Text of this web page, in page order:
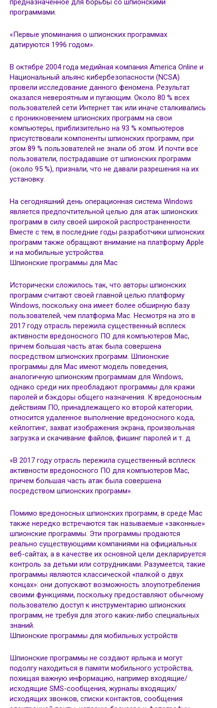
предназначенное для борьбы со шпионскими
программами.
«Первые упоминания о шпионских программах
датируются 1996 годом».
В октябре 2004 года медийная компания America Online и
Национальный альянс кибербезопасности (NCSA)
провели исследование данного феномена. Результат
оказался невероятным и пугающим. Около 80 % всех
пользователей сети Интернет так или иначе сталкивались
с проникновением шпионских программ на свои
компьютеры, приблизительно на 93 % компьютеров
присутствовали компоненты шпионских программ, при
этом 89 % пользователей не знали об этом. И почти все
пользователи, пострадавшие от шпионских программ
(около 95 %), признали, что не давали разрешения на их
установку.
На сегодняшний день операционная система Windows
является предпочтительной целью для атак шпионских
программ в силу своей широкой распространенности.
Вместе с тем, в последние годы разработчики шпионских
программ также обращают внимание на платформу Apple
и на мобильные устройства.
Шпионские программы для Mac
Исторически сложилось так, что авторы шпионских
программ считают своей главной целью платформу
Windows, поскольку она имеет более обширную базу
пользователей, чем платформа Mac. Несмотря на это в
2017 году отрасль пережила существенный всплеск
активности вредоносного ПО для компьютеров Mac,
причем большая часть атак была совершена
посредством шпионских программ. Шпионские
программы для Mac имеют модель поведения,
аналогичную шпионским программам для Windows,
однако среди них преобладают программы для кражи
паролей и бэкдоры общего назначения. К вредоносным
действиям ПО, принадлежащего ко второй категории,
относится удаленное выполнение вредоносного кода,
кейлоггинг, захват изображения экрана, произвольная
загрузка и скачивание файлов, фишинг паролей и т. д.
«В 2017 году отрасль пережила существенный всплеск
активности вредоносного ПО для компьютеров Mac,
причем большая часть атак была совершена
посредством шпионских программ».
Помимо вредоносных шпионских программ, в среде Mac
также нередко встречаются так называемые «законные»
шпионские программы. Эти программы продаются
реально существующими компаниями на официальных
веб-сайтах, а в качестве их основной цели декларируется
контроль за детьми или сотрудниками. Разумеется, такие
программы являются классической «палкой о двух
концах»: они допускают возможность злоупотребления
своими функциями, поскольку предоставляют обычному
пользователю доступ к инструментарию шпионских
программ, не требуя для этого каких-либо специальных
знаний.
Шпионские программы для мобильных устройств
Шпионские программы не создают ярлыка и могут
подолгу находиться в памяти мобильного устройства,
похищая важную информацию, например входящие/
исходящие SMS-сообщения, журналы входящих/
исходящих звонков, списки контактов, сообщения